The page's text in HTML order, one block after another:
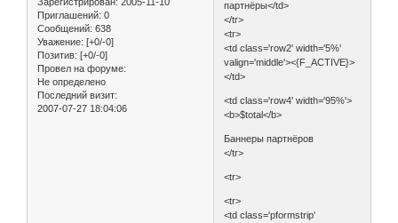
Приглашений: 0
Сообщений: 638
Уважение: [+0/-0]
Позитив: [+0/-0]
Провел на форуме:
Не определено
Последний визит:
2007-07-27 18:04:06
партнёры</td>
</tr>
<tr>
<td class='row2' width='5%'
valign='middle'><{F_ACTIVE}>
</td>
<td class='row4' width='95%'>
<b>$total</b>
Баннеры партнёров
</tr>
<tr>
<tr>
<td class='pformstrip'